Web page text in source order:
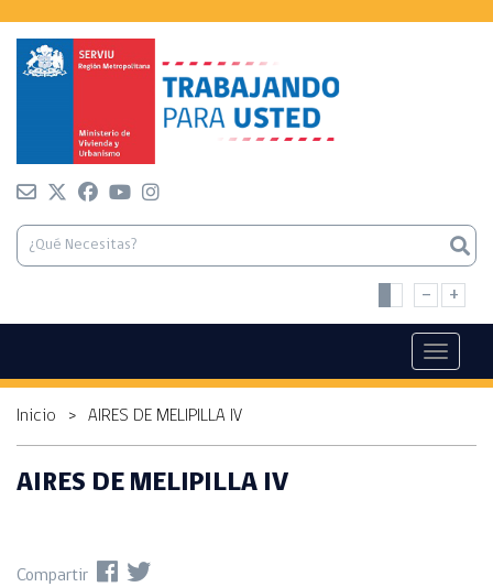
- +
Toggle
Inicio > AIRES DE MELIPILLA IV
AIRES DE MELIPILLA IV
Compartir